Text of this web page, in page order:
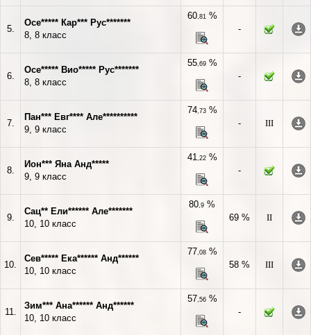
5.
Осе***** Кар*** Рус*******
8, 8 класс
60,81%
-
6.
Осе***** Вио***** Рус*******
8, 8 класс
55,69%
-
7.
Пан*** Евг**** Але**********
9, 9 класс
74,73%
-
III
8.
Ион*** Яна Анд*****
9, 9 класс
41,22%
-
9.
Сац** Ели****** Але*******
10, 10 класс
80,9 %
69 %
II
10.
Сев***** Ека****** Анд******
10, 10 класс
77,08%
58 %
III
11.
Зим*** Ана****** Анд******
10, 10 класс
57,56%
-